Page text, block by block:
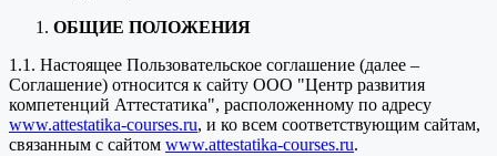
ОБЩИЕ ПОЛОЖЕНИЯ
1.1. Настоящее Пользовательское соглашение (далее –
Соглашение) относится к сайту ООО "Центр развития
компетенций Аттестатика", расположенному по адресу
www.attestatika-courses.ru, и ко всем соответствующим сайтам,
связанным с сайтом www.attestatika-courses.ru.